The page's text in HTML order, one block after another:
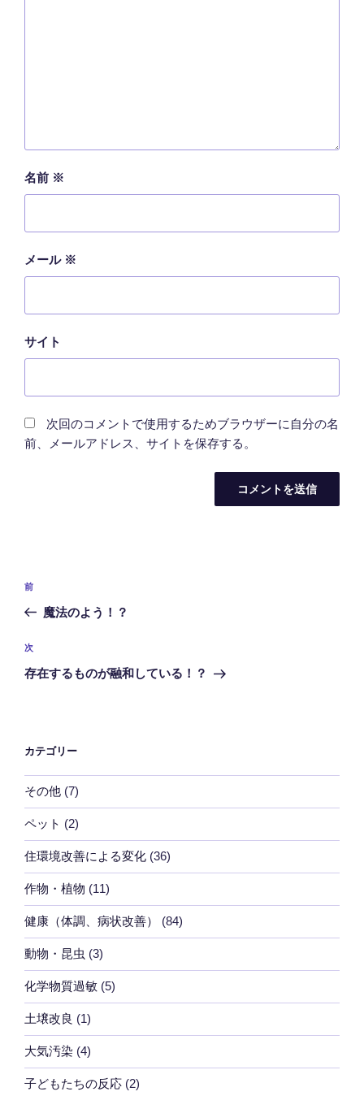
名前 ※
メール ※
サイト
次回のコメントで使用するためブラウザーに自分の名
前、メールアドレス、サイトを保存する。
投
ビ
ゲ
ン
前
の
稿
前
魔法のよう！？
次
の
次
存在するものが融和している！？
カテゴリー
その他 (7)
ペット (2)
住環境改善による変化 (36)
作物・植物 (11)
健康（体調、病状改善） (84)
動物・昆虫 (3)
化学物質過敏 (5)
土壌改良 (1)
大気汚染 (4)
子どもたちの反応 (2)